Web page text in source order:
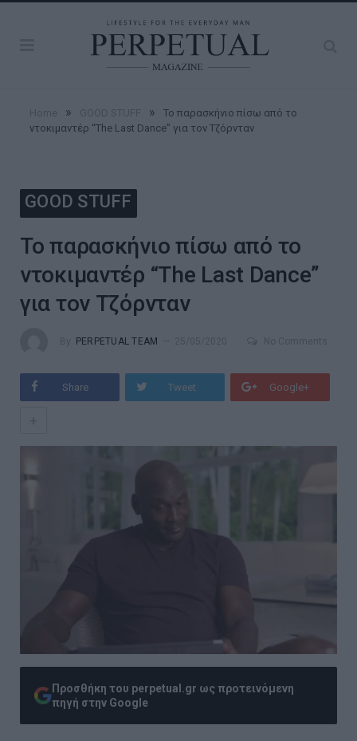
» »
Το παρασκήνιο πίσω από το
ντοκιμαντέρ “The Last Dance” για τον Τζόρνταν
GOOD STUFF
Το παρασκήνιο πίσω από το
ντοκιμαντέρ “The Last Dance”
για τον Τζόρνταν
PERPETUAL TEAM
Share Tweet Google+
Προσθήκη του perpetual.gr ως προτεινόμενη
πηγή στην Google